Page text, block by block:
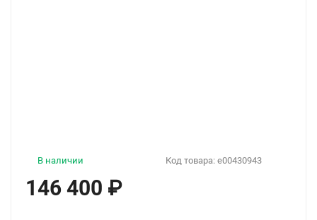
Код товара: e00430943
В наличии
146 400 ₽